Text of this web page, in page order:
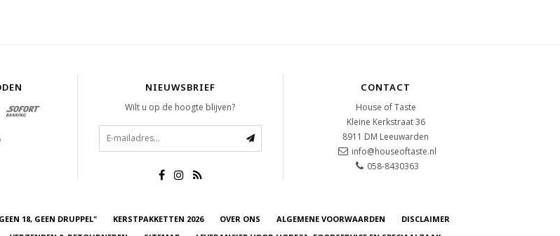
NIEUWSBRIEF
Wilt u op de hoogte blijven?
CONTACT
House of Taste
Kleine Kerkstraat 36
8911 DM Leeuwarden
info@houseoftaste.nl
058-8430363
18, GEEN DRUPPEL" KERSTPAKKETTEN 2026 OVER ONS ALGEMENE VOORWAARDEN
DISCLAIMER